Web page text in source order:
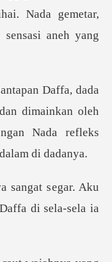
Nada gemetar,
dimainkan oleh
egar. Aku